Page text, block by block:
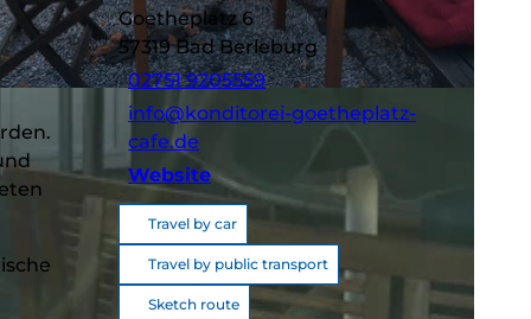
Goetheplatz 6
57319Bad Berleburg
02751 9205559
info@konditorei-goetheplatz-
cafe.de
Website
Travel by car
Travel by public transport
Sketch route